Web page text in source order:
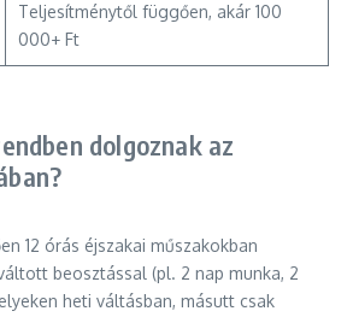
Teljesítménytől függően, akár 100
000+ Ft
dolgoznak az
12 órás éjszakai műszakokban
beosztással (pl. 2 nap munka, 2
heti váltásban, másutt csak